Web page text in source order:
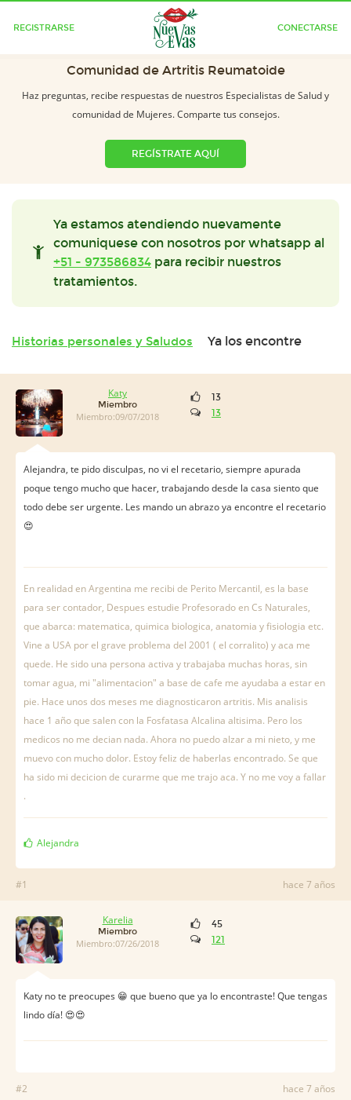
REGISTRARSE CONECTARSE
Comunidad de Artritis Reumatoide
Haz preguntas, recibe respuestas de nuestros Especialistas de Salud y
comunidad de Mujeres. Comparte tus consejos.
REGÍSTRATE AQUÍ
Ya estamos atendiendo nuevamente
comuniquese con nosotros por whatsapp al
+51 - 973586834 para recibir nuestros
tratamientos.
Historias personales y Saludos Ya los encontre
Katy
Miembro
Miembro:09/07/2018
13
13
Alejandra, te pido disculpas, no vi el recetario, siempre apurada
poque tengo mucho que hacer, trabajando desde la casa siento que
todo debe ser urgente. Les mando un abrazo ya encontre el recetario
😍
En realidad en Argentina me recibi de Perito Mercantil, es la base
para ser contador, Despues estudie Profesorado en Cs Naturales,
que abarca: matematica, quimica biologica, anatomia y fisiologia etc.
Vine a USA por el grave problema del 2001 ( el corralito) y aca me
quede. He sido una persona activa y trabajaba muchas horas, sin
tomar agua, mi "alimentacion" a base de cafe me ayudaba a estar en
pie. Hace unos dos meses me diagnosticaron artritis. Mis analisis
hace 1 año que salen con la Fosfatasa Alcalina altisima. Pero los
medicos no me decian nada. Ahora no puedo alzar a mi nieto, y me
muevo con mucho dolor. Estoy feliz de haberlas encontrado. Se que
ha sido mi decicion de curarme que me trajo aca. Y no me voy a fallar
.
Alejandra
#1 hace 7 años
Karelia
Miembro
Miembro:07/26/2018
45
121
Katy no te preocupes 😁 que bueno que ya lo encontraste! Que tengas
lindo día! 😍😍
#2 hace 7 años